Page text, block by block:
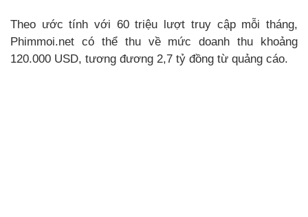
Theo ước tính với 60 triệu lượt truy cập mỗi tháng,
Phimmoi.net có thể thu về mức doanh thu khoảng
120.000 USD, tương đương 2,7 tỷ đồng từ quảng cáo.